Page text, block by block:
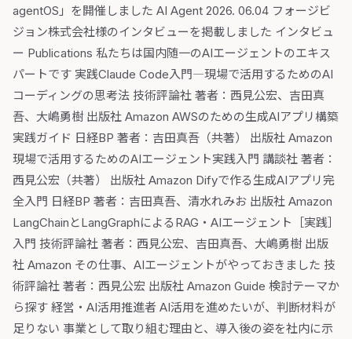
agentOS」を開催しました AI Agent 2026. 06.04 フォージビ
ジョン株式会社様のインタビューを掲載しました インタビュ
ー Publications 私たちは国内随一のAIエージェントのエキス
パートです 実践Claude Code入門―現場で活用するためのAI
コーディングの思考法 技術評論社 著者：西見公宏、吉田真
吾、大嶋勇樹 出版社 Amazon AWSのための生成AIアプリ構築
実践ガイド 日経BP 著者：吉田真吾（共著） 出版社 Amazon
現場で活用するためのAIエージェント実践入門 講談社 著者：
西見公宏（共著） 出版社 Amazon Difyで作る生成AIアプリ完
全入門 日経BP 著者：吉田真吾、清水れみお 出版社 Amazon
LangChainとLangGraphによるRAG・AIエージェント［実践］
入門 技術評論社 著者：西見公宏、吉田真吾、大嶋勇樹 出版
社 Amazon その仕事、AIエージェントがやっておきました 技
術評論社 著者：西見公宏 出版社 Amazon Guide 検討テーマか
ら探す 経営・AI活用推進者 AI活用を進めたいが、判断材料が
足りない 事業として取り組む理由と、導入後の姿を社内に示